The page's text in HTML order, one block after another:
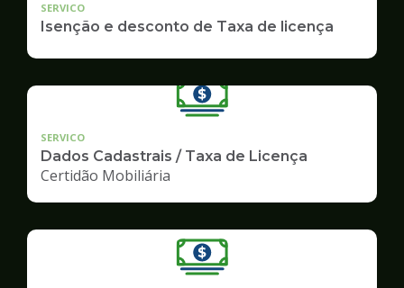
SERVICO
Isenção e desconto de Taxa de licença
SERVICO
Dados Cadastrais / Taxa de Licença
Certidão Mobiliária